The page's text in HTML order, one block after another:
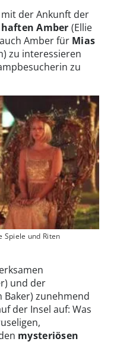
der Ankunft der
Amber (Ellie
Amber für Mias
zu interessieren
zu
Spiele und Riten
und der
Baker) zunehmend
der Insel auf: Was
mysteriösen